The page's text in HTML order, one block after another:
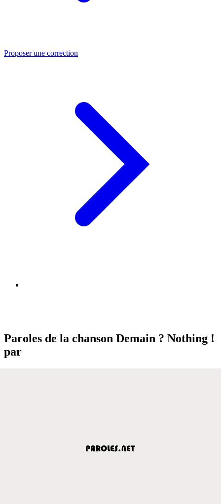
Proposer une correction
Paroles de la chanson Demain ? Nothing !
par